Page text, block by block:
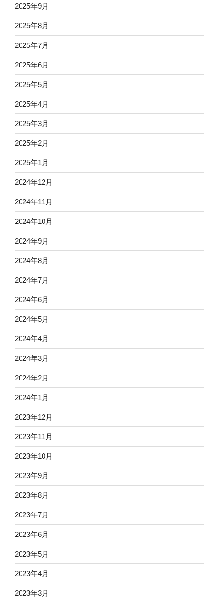
2025年9月
2025年8月
2025年7月
2025年6月
2025年5月
2025年4月
2025年3月
2025年2月
2025年1月
2024年12月
2024年11月
2024年10月
2024年9月
2024年8月
2024年7月
2024年6月
2024年5月
2024年4月
2024年3月
2024年2月
2024年1月
2023年12月
2023年11月
2023年10月
2023年9月
2023年8月
2023年7月
2023年6月
2023年5月
2023年4月
2023年3月